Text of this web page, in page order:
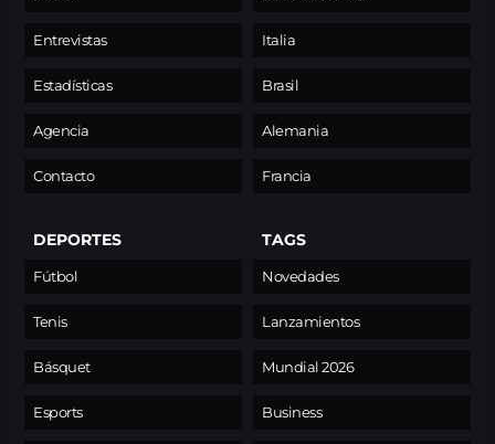
Entrevistas
Estadísticas
Agencia
Contacto
Italia
Brasil
Alemania
Francia
DEPORTES
Fútbol
Tenis
Básquet
Esports
TAGS
Novedades
Lanzamientos
Mundial 2026
Business